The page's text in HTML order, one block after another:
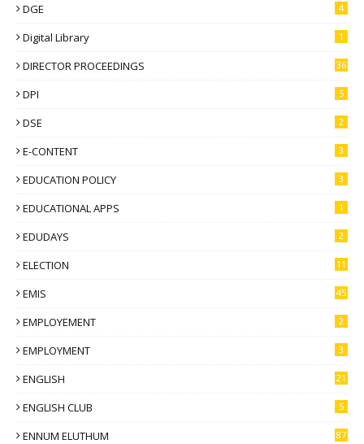
DGE 4
Digital Library 1
DIRECTOR PROCEEDINGS 36
DPI 5
DSE 2
E-CONTENT 3
EDUCATION POLICY 3
EDUCATIONAL APPS 1
EDUDAYS 2
ELECTION 11
EMIS 45
EMPLOYEMENT 2
EMPLOYMENT 3
ENGLISH 21
ENGLISH CLUB 5
ENNUM ELUTHUM 87